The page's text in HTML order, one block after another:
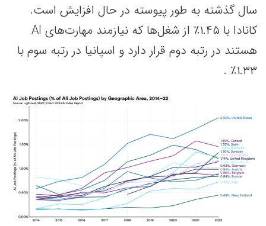
سال گذشته به طور پیوسته در حال افزایش است.
کانادا با ۱.۴۵٪ از شغل‌ها که نیازمند مهارت‌های AI
هستند در رتبه دوم قرار دارد و اسپانیا در رتبه سوم با
۱.۳۳٪ .